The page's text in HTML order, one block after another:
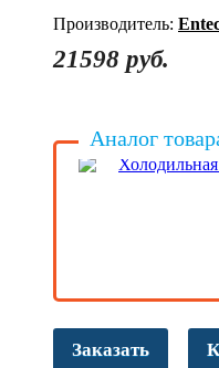
Производитель:
21598 руб.
Аналог
Заказать